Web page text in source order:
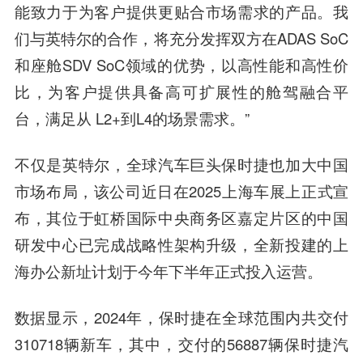
能致力于为客户提供更贴合市场需求的产品。我
们与英特尔的合作，将充分发挥双方在ADAS SoC
和座舱SDV SoC领域的优势，以高性能和高性价
比，为客户提供具备高可扩展性的舱驾融合平
台，满足从 L2+到L4的场景需求。”
不仅是英特尔，全球汽车巨头保时捷也加大中国
市场布局，该公司近日在2025上海车展上正式宣
布，其位于虹桥国际中央商务区嘉定片区的中国
研发中心已完成战略性架构升级，全新投建的上
海办公新址计划于今年下半年正式投入运营。
数据显示，2024年，保时捷在全球范围内共交付
310718辆新车，其中，交付的56887辆保时捷汽